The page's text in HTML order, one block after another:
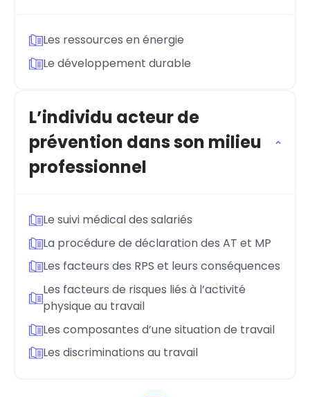
Les ressources en énergie
Le développement durable
L’individu acteur de
prévention dans son milieu
professionnel
Le suivi médical des salariés
La procédure de déclaration des AT et MP
Les facteurs des RPS et leurs conséquences
Les facteurs de risques liés à l’activité
physique au travail
Les composantes d’une situation de travail
Les discriminations au travail